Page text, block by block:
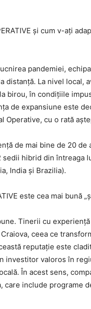
și cum v-ați
pandemiei,
distanță. La nivel local,
birou, în condițiile
de expansiune este
Operative, cu o rată
de mai bine de 20
sedii hibrid din întreaga
India și Brazilia).
este cea mai bună
Tinerii cu
ceea ce
reputație este
investitor valoros în
În acest sens,
care include programe